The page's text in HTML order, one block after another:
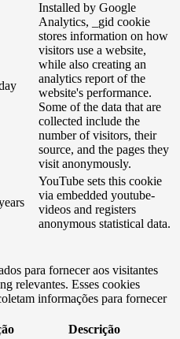
Installed by Google
Analytics, _gid cookie
stores information on how
visitors use a website,
while also creating an
analytics report of the
website's performance.
Some of the data that are
collected include the
number of visitors, their
source, and the pages they
visit anonymously.
YouTube sets this cookie
via embedded youtube-
videos and registers
anonymous statistical data.
​​para fornecer aos visitantes
relevantes. Esses cookies
informações para fornecer
Descrição